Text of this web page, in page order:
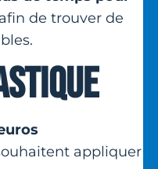
afin de trouver de
appliquer